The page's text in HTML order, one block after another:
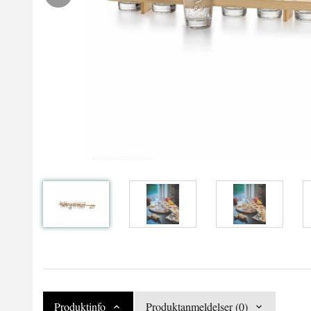
Produktinfo Produktanmeldelser (0)